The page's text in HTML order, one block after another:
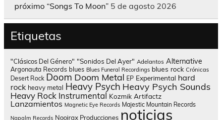
próximo “Songs To Moon” 5 de agosto 2026
Etiquetas
"Clásicos Del Género" "Sonidos Del Ayer" Adelantos Alternative
Argonauta Records blues Blues Funeral Recordings blues rock Crónicas
Desert Rock Doom Doom Metal EP Experimental hard
rock heavy metal Heavy Psych Heavy Psych Sounds
Heavy Rock Instrumental Kozmik Artifactz
Lanzamientos Magnetic Eye Records Majestic Mountain Records
Napalm Records Nooirax Producciones noticias